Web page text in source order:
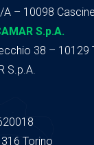
– 10098
S.p.A.
38 – 10129
S.p.A.
Torino